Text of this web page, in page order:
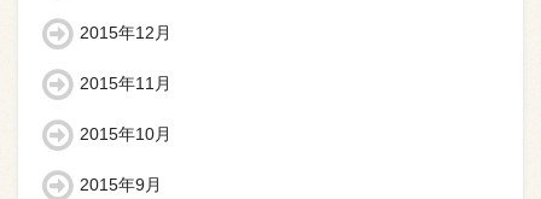
2015年12月
2015年11月
2015年10月
2015年9月